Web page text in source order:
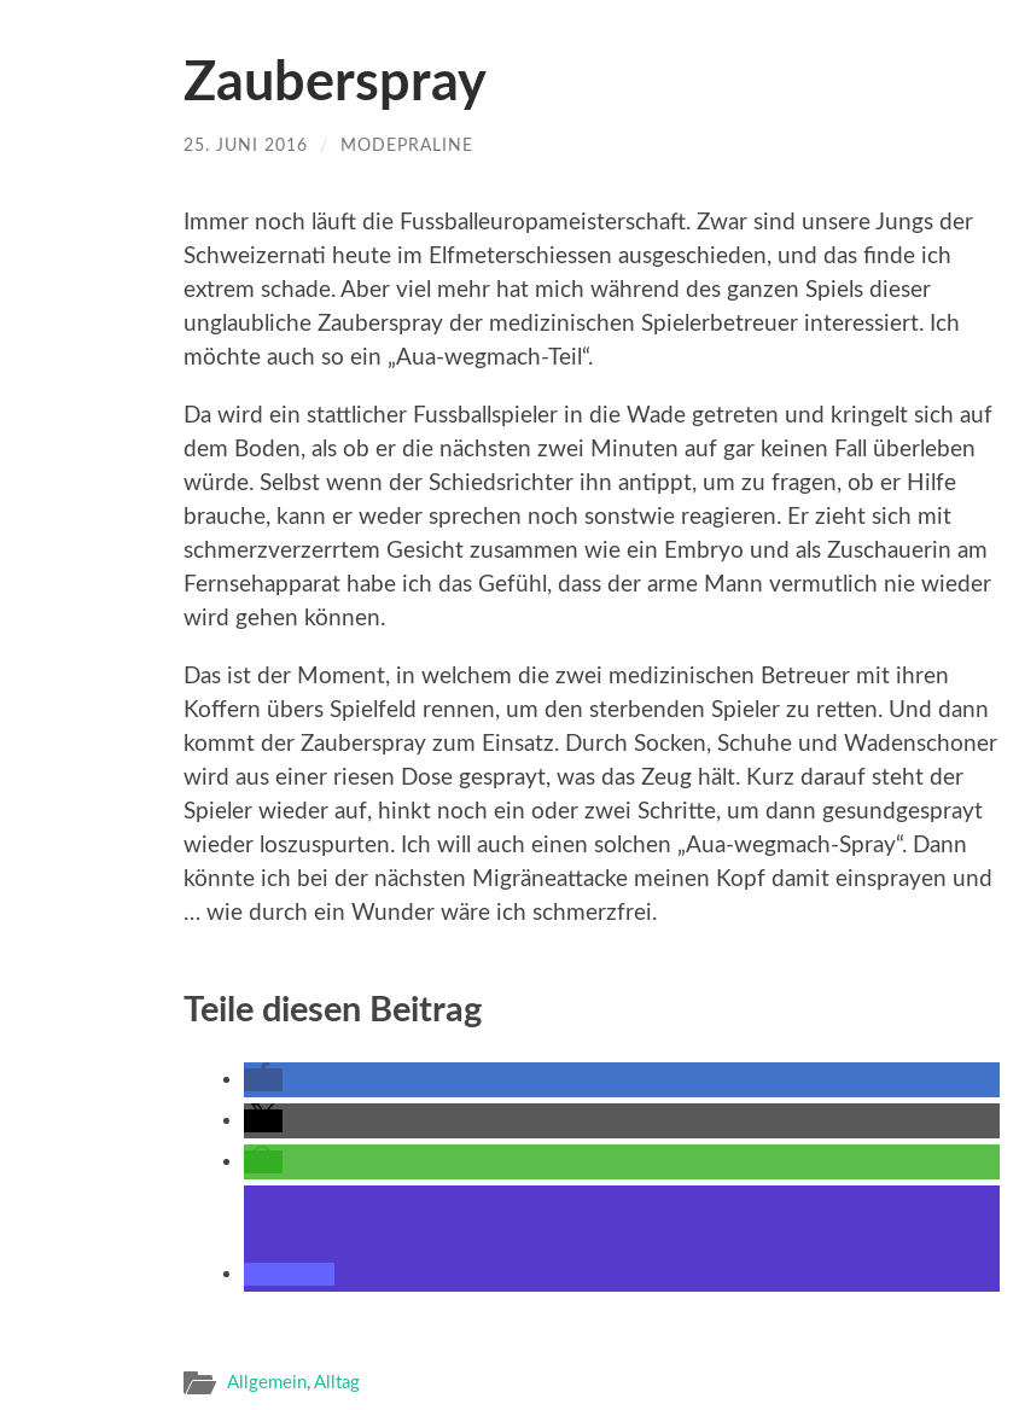
Zauberspray
25. JUNI 2016 / MODEPRALINE
Immer noch läuft die Fussballeuropameisterschaft. Zwar sind unsere Jungs der
Schweizernati heute im Elfmeterschiessen ausgeschieden, und das finde ich
extrem schade. Aber viel mehr hat mich während des ganzen Spiels dieser
unglaubliche Zauberspray der medizinischen Spielerbetreuer interessiert. Ich
möchte auch so ein „Aua-wegmach-Teil“.
Da wird ein stattlicher Fussballspieler in die Wade getreten und kringelt sich auf
dem Boden, als ob er die nächsten zwei Minuten auf gar keinen Fall überleben
würde. Selbst wenn der Schiedsrichter ihn antippt, um zu fragen, ob er Hilfe
brauche, kann er weder sprechen noch sonstwie reagieren. Er zieht sich mit
schmerzverzerrtem Gesicht zusammen wie ein Embryo und als Zuschauerin am
Fernsehapparat habe ich das Gefühl, dass der arme Mann vermutlich nie wieder
wird gehen können.
Das ist der Moment, in welchem die zwei medizinischen Betreuer mit ihren
Koffern übers Spielfeld rennen, um den sterbenden Spieler zu retten. Und dann
kommt der Zauberspray zum Einsatz. Durch Socken, Schuhe und Wadenschoner
wird aus einer riesen Dose gesprayt, was das Zeug hält. Kurz darauf steht der
Spieler wieder auf, hinkt noch ein oder zwei Schritte, um dann gesundgesprayt
wieder loszuspurten. Ich will auch einen solchen „Aua-wegmach-Spray“. Dann
könnte ich bei der nächsten Migräneattacke meinen Kopf damit einsprayen und
… wie durch ein Wunder wäre ich schmerzfrei.
Teile diesen Beitrag
Allgemein, Alltag